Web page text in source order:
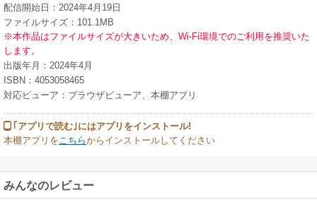
配信開始日：2024年4月19日
ファイルサイズ：101.1MB
※本作品はファイルサイズが大きいため、Wi-Fi環境でのご利用を推奨いた
します。
出版年月：2024年4月
ISBN：4053058465
対応ビューア：ブラウザビューア、本棚アプリ
｢アプリで読む｣にはアプリをインストール!
本棚アプリをこちらからインストールしてください
みんなのレビュー